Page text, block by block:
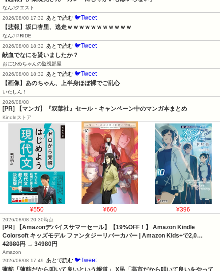
なんJクエスト
2026/08/08 17:32
あとで読む 🐦Tweet
【悲報】坂口杏里、逃走ｗｗｗｗｗｗｗｗｗｗｗ
なんJ PRIDE
2026/08/08 18:32
あとで読む 🐦Tweet
献血でなにを貰いましたか？
おにひめちゃんの監視部屋
2026/08/08 18:32
あとで読む 🐦Tweet
【画像】あのちゃん、上半身ほぼ裸でご乱心
いたしん！
2026/08/08
[PR] 【マンガ】『双葉社』セール・キャンペーン中のマンガ本まとめ
Kindleストア
¥550 ¥660 ¥396
2026/08/08 20:30時点
[PR] 【Amazonデバイスサマーセール】【19%OFF！】 Amazon Kindle
Colorsoft キッズモデル ファンタジーリバーカバー | Amazon Kids+で2,0…
42980円 → 34980円
Amazon
2026/08/08 17:49
あとで読む 🐦Tweet
蓮舫「蓮舫だから叩いて良いという報道」 X民「高市だから叩いて良いをやって